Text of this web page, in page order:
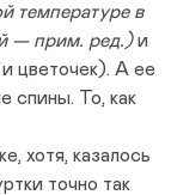
температуре в
— прим. ред.)и
цветочек). А ее
спины. То, как
хотя, казалось
точно так